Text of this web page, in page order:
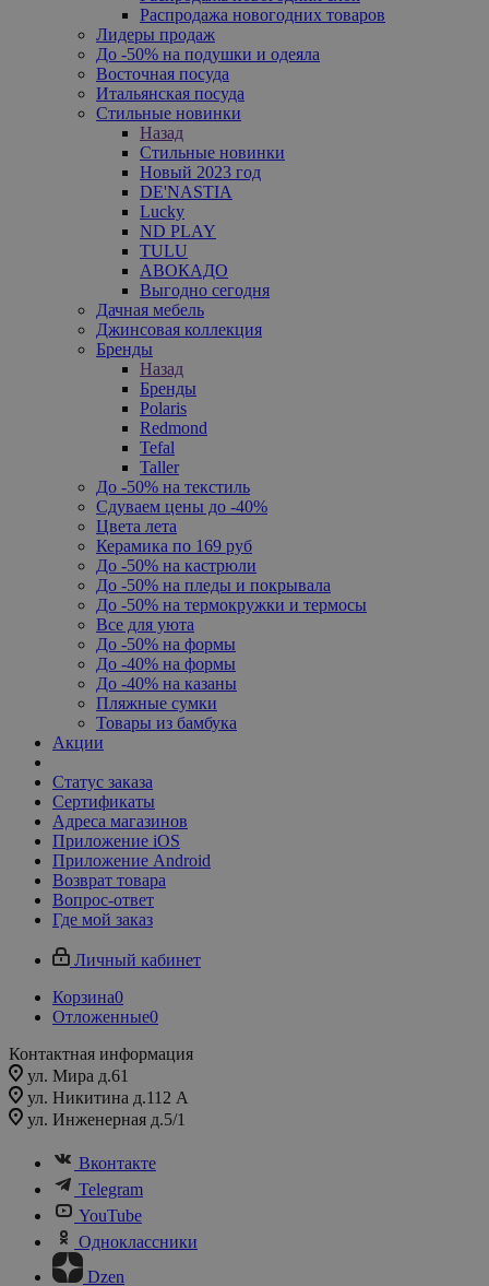
Распродажа новогодних товаров
Лидеры продаж
До -50% на подушки и одеяла
Восточная посуда
Итальянская посуда
Стильные новинки
Назад
Стильные новинки
Новый 2023 год
DE'NASTIA
Lucky
ND PLAY
TULU
АВОКАДО
Выгодно сегодня
Дачная мебель
Джинсовая коллекция
Бренды
Назад
Бренды
Polaris
Redmond
Tefal
Taller
До -50% на текстиль
Сдуваем цены до -40%
Цвета лета
Керамика по 169 руб
До -50% на кастрюли
До -50% на пледы и покрывала
До -50% на термокружки и термосы
Все для уюта
До -50% на формы
До -40% на формы
До -40% на казаны
Пляжные сумки
Товары из бамбука
Акции
Статус заказа
Сертификаты
Адреса магазинов
Приложение iOS
Приложение Android
Возврат товара
Вопрос-ответ
Где мой заказ
Личный кабинет
Корзина0
Отложенные0
Контактная информация
ул. Мира д.61
ул. Никитина д.112 А
ул. Инженерная д.5/1
Вконтакте
Telegram
YouTube
Одноклассники
Dzen